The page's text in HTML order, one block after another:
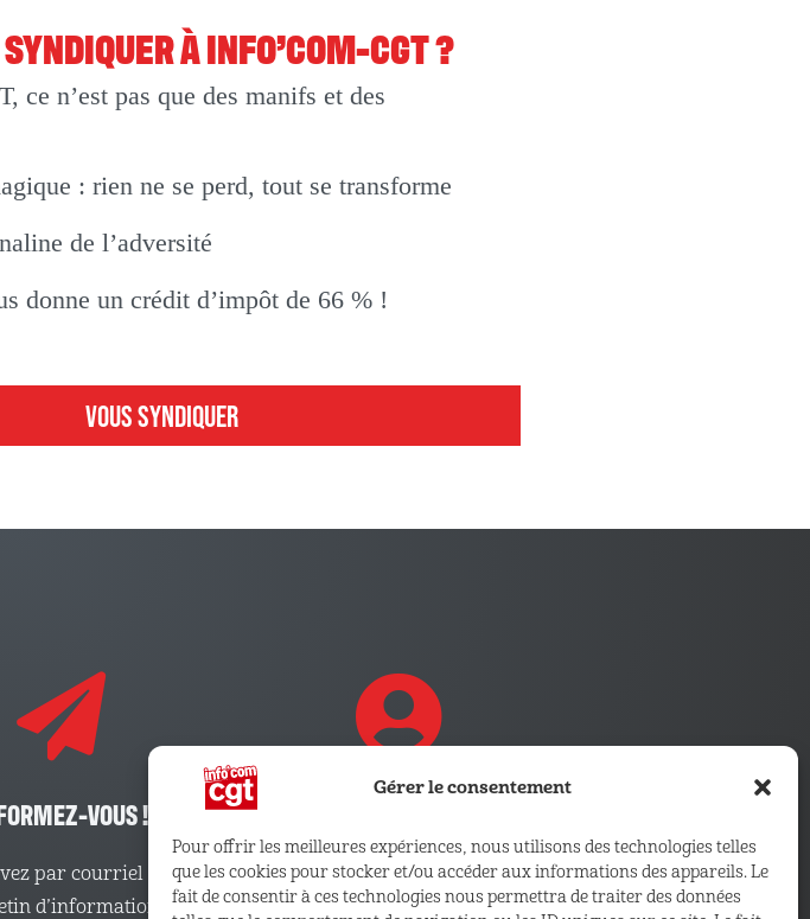
Gérer le consentement
Pour offrir les meilleures expériences, nous utilisons des technologies telles
que les cookies pour stocker et/ou accéder aux informations des appareils. Le
fait de consentir à ces technologies nous permettra de traiter des données
SYNDIQUER À INFO’COM-CGT ?
ce n’est pas que des manifs et des
: rien ne se perd, tout se transforme
de l’adversité
donne un crédit d’impôt de 66 % !
VOUS SYNDIQUER
VOUS !
par courriel le
d’information
Retrouvez les outils, infos et
services qui vous sont